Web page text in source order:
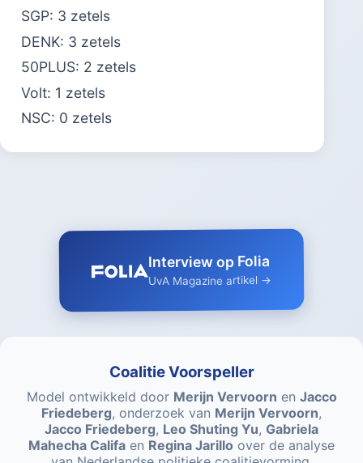
SGP: 3 zetels
DENK: 3 zetels
50PLUS: 2 zetels
Volt: 1 zetels
NSC: 0 zetels
Interview op Folia
UvA Magazine artikel →
Coalitie Voorspeller
Model ontwikkeld door Merijn Vervoorn en Jacco
Friedeberg, onderzoek van Merijn Vervoorn,
Jacco Friedeberg, Leo Shuting Yu, Gabriela
Mahecha Califa en Regina Jarillo over de analyse